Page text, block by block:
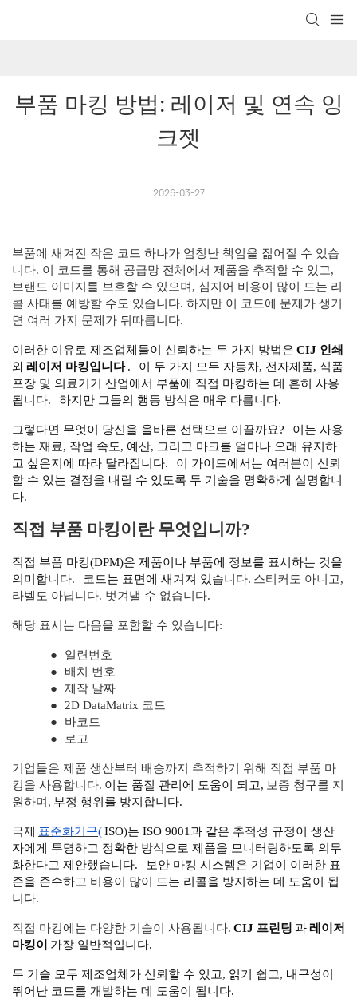
부품 마킹 방법: 레이저 및 연속 잉
크젯
2026-03-27
부품에 새겨진 작은 코드 하나가 엄청난 책임을 짊어질 수 있습
니다. 이 코드를 통해 공급망 전체에서 제품을 추적할 수 있고,
브랜드 이미지를 보호할 수 있으며, 심지어 비용이 많이 드는 리
콜 사태를 예방할 수도 있습니다. 하지만 이 코드에 문제가 생기
면 여러 가지 문제가 뒤따릅니다.
이러한 이유로 제조업체들이 신뢰하는 두 가지 방법은 CIJ 인쇄
와레이저 마킹입니다 .
이 두 가지 모두 자동차, 전자제품, 식품
포장 및 의료기기 산업에서 부품에 직접 마킹하는 데 흔히 사용
됩니다.
하지만 그들의 행동 방식은 매우 다릅니다.
그렇다면 무엇이 당신을 올바른 선택으로 이끌까요?
이는 사용
하는 재료, 작업 속도, 예산, 그리고 마크를 얼마나 오래 유지하
고 싶은지에 따라 달라집니다.
이 가이드에서는 여러분이 신뢰
할 수 있는 결정을 내릴 수 있도록 두 기술을 명확하게 설명합니
다.
직접 부품 마킹이란 무엇입니까?
직접 부품 마킹(DPM)은 제품이나 부품에 정보를 표시하는 것을
의미합니다.
코드는 표면에 새겨져 있습니다. 스티커도 아니고,
라벨도 아닙니다. 벗겨낼 수 없습니다.
해당 표시는 다음을 포함할 수 있습니다:
●
일련번호
●
배치 번호
●
제작 날짜
●
2D DataMatrix 코드
●
바코드
●
로고
기업들은 제품 생산부터 배송까지 추적하기 위해 직접 부품 마
킹을 사용합니다. 이는 품질 관리에 도움이 되고, 보증 청구를 지
원하며, 부정 행위를 방지합니다.
국제 표준화기구(ISO)는 ISO 9001과 같은 추적성 규정이 생산
자에게 투명하고 정확한 방식으로 제품을 모니터링하도록 의무
화한다고 제안했습니다.
보안 마킹 시스템은 기업이 이러한 표
준을 준수하고 비용이 많이 드는 리콜을 방지하는 데 도움이 됩
니다.
직접 마킹에는 다양한 기술이 사용됩니다. CIJ 프린팅 과레이저
마킹이
가장 일반적입니다.
두 기술 모두 제조업체가 신뢰할 수 있고, 읽기 쉽고, 내구성이
뛰어난 코드를 개발하는 데 도움이 됩니다.